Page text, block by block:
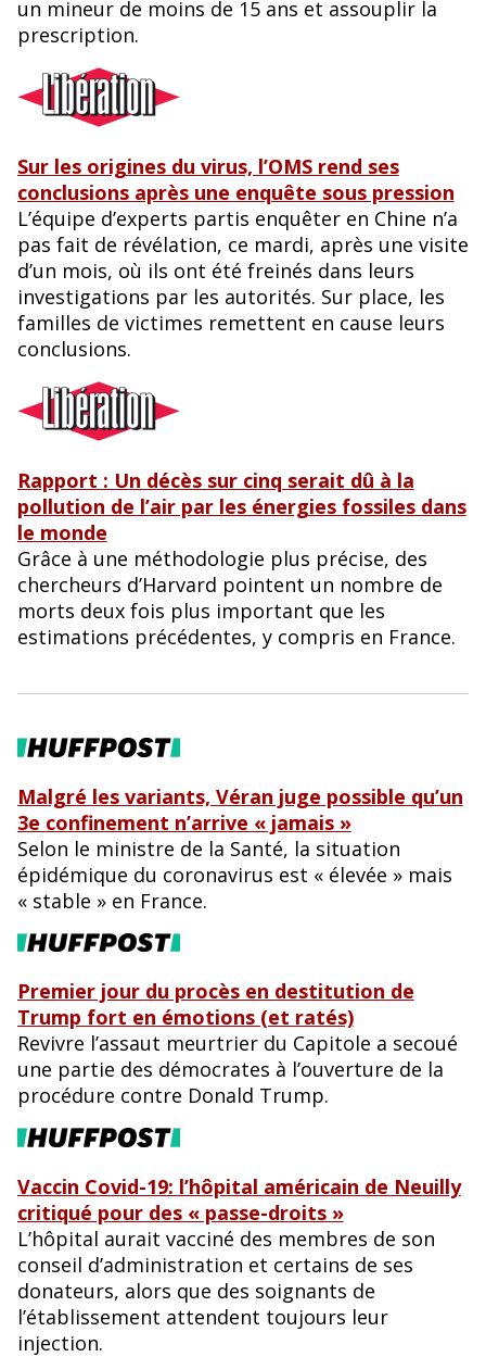
un mineur de moins de 15 ans et assouplir la
prescription.
Sur les origines du virus, l’OMS rend ses
conclusions après une enquête sous pression
L’équipe d’experts partis enquêter en Chine n’a
pas fait de révélation, ce mardi, après une visite
d’un mois, où ils ont été freinés dans leurs
investigations par les autorités. Sur place, les
familles de victimes remettent en cause leurs
conclusions.
Rapport : Un décès sur cinq serait dû à la
pollution de l’air par les énergies fossiles dans
le monde
Grâce à une méthodologie plus précise, des
chercheurs d’Harvard pointent un nombre de
morts deux fois plus important que les
estimations précédentes, y compris en France.
Malgré les variants, Véran juge possible qu’un
3e confinement n’arrive « jamais »
Selon le ministre de la Santé, la situation
épidémique du coronavirus est « élevée » mais
« stable » en France.
Premier jour du procès en destitution de
Trump fort en émotions (et ratés)
Revivre l’assaut meurtrier du Capitole a secoué
une partie des démocrates à l’ouverture de la
procédure contre Donald Trump.
Vaccin Covid-19: l’hôpital américain de Neuilly
critiqué pour des « passe-droits »
L’hôpital aurait vacciné des membres de son
conseil d’administration et certains de ses
donateurs, alors que des soignants de
l’établissement attendent toujours leur
injection.